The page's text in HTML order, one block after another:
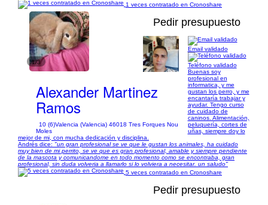
1 veces contratado en Cronoshare
1/3
Pedir presupuesto
Alexander Martinez
Ramos
10 (6)Valencia (Valencia) 46018 Tres Forques Nou
Moles
Email validado
Teléfono validado
Buenas soy
profesional en
informatica, y me
gustan los perro, y me
encantaría trabajar y
ayudar. Tengo curso
de cuidado de
caninos. Alimentación,
peluquería, cortes de
uñas, siempre doy lo
mejor de mi, con mucha dedicación y disciplina.
Andrés dice: "un gran profesional se ve que le gustan los animales, ha cuidado
muy bien de mi perrito, se ve que es gran profesional, amable y siempre pendiente
de la mascota y comunicandome en todo momento como se encontraba, gran
profesional, sin duda volveria a llamarlo si lo volviera a necesitar. un saludo"
5 veces contratado en Cronoshare
Pedir presupuesto